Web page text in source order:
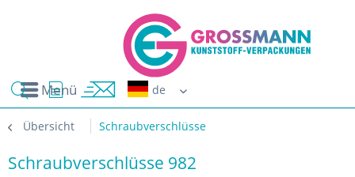
Menü
Übersicht Schraubverschlüsse
Schraubverschlüsse 982